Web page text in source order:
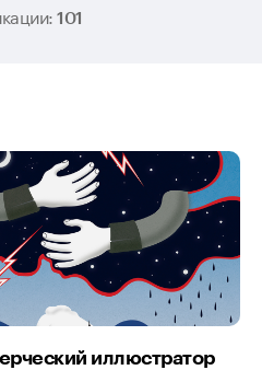
101
иллюстратор